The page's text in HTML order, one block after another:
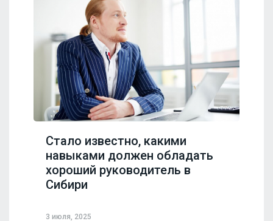
Стало известно, какими
навыками должен обладать
хороший руководитель в
Сибири
3 июля, 2025